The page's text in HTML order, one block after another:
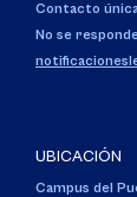
Contacto
No se
UBICACIÓN
Campus del